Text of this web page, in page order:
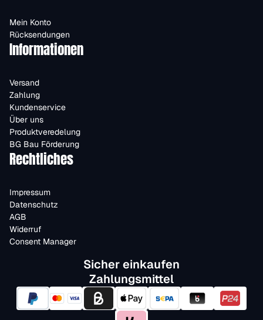
Mein Konto
Rücksendungen
Informationen
Versand
Zahlung
Kundenservice
Über uns
Produktveredelung
BG Bau Förderung
Rechtliches
Impressum
Datenschutz
AGB
Widerruf
Consent Manager
Sicher einkaufen
Zahlungsmittel